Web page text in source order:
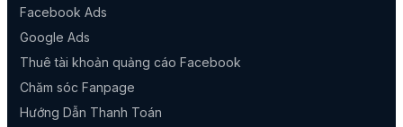
Facebook Ads
Google Ads
Thuê tài khoản quảng cáo Facebook
Chăm sóc Fanpage
Hướng Dẫn Thanh Toán